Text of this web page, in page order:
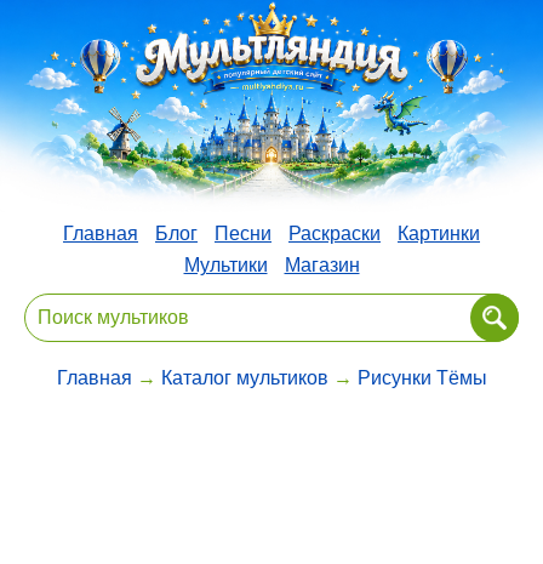
Главная Блог Песни Раскраски
Картинки
Мультики
Магазин
Главная → Каталог мультиков → Рисунки Тёмы